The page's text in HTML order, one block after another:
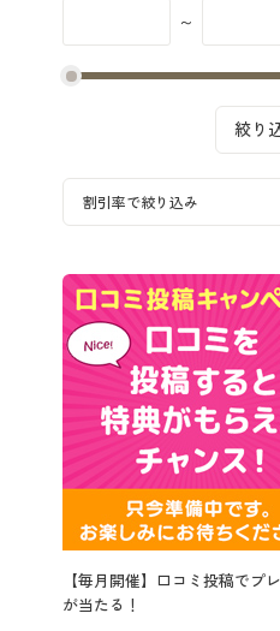
～
【毎月開催】口コミ投稿でプ
が当たる！